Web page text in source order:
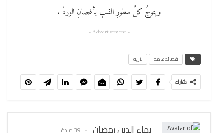
ويتوجُ كلَّ سطورِ القلبِ بأغصانِ الوردْ .
- Advertisement -
قصائد عامه نثريه
شارك
بهاء الدين رمضان 39 مادة